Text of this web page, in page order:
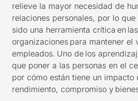
relieve la mayor necesidad de
relaciones personales, por lo
sido una herramienta crítica en las
organizaciones para mantener el
empleados. Uno de los
que poner a las personas en el
por cómo están tiene un impacto
rendimiento, compromiso y